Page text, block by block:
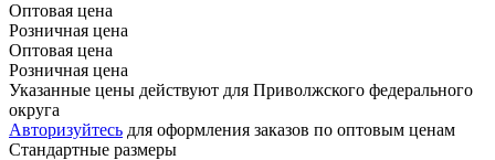
Оптовая цена
Розничная цена
Оптовая цена
Розничная цена
Указанные цены действуют для Приволжского федерального
округа
Авторизуйтесь для оформления заказов по оптовым ценам
Стандартные размеры